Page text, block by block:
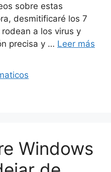
sobre estas
desmitificaré los 7
a los virus y
precisa y … Leer más
Windows